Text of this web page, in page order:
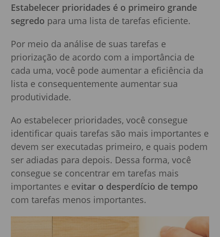
Estabelecer prioridades é o primeiro grande
segredo para uma lista de tarefas eficiente.
Por meio da análise de suas tarefas e
priorização de acordo com a importância de
cada uma, você pode aumentar a eficiência da
lista e consequentemente aumentar sua
produtividade.
Ao estabelecer prioridades, você consegue
identificar quais tarefas são mais importantes e
devem ser executadas primeiro, e quais podem
ser adiadas para depois. Dessa forma, você
consegue se concentrar em tarefas mais
importantes e evitar o desperdício de tempo
com tarefas menos importantes.